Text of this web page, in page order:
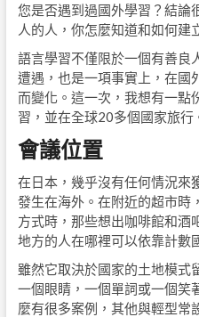
您是否遇到過國外學習？結論
人的人，你怎麼知道和如何建
語言學習不僅限於一個有善良
遭遇，也是一項事實上，在國
而變化。這一次，我想有一點
習，並在全球20多個國家旅行
會議位置
在日本，幾乎沒有任何情況來
發生在海外。在附近的超市時
方式時，那些想出咖啡館和酒
地方的人在哪裡可以依靠計數
雖然它取決於國家的土地模式
一個眼睛，一個單詞或一個笑
麼有很多案例，其他與輕型常